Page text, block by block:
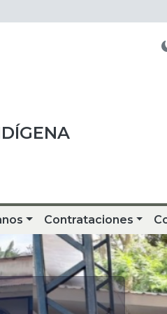
Contrataciones